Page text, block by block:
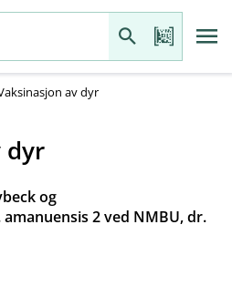
av dyr
dyr
og
amanuensis 2 ved NMBU, dr.